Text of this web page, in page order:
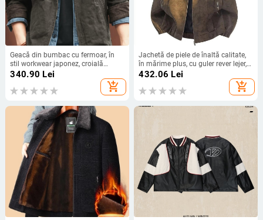
Geacă din bumbac cu fermoar, în
stil workwear japonez, croială
strânsă, pentru primăvară-toamnă
340.90 Lei
add_shopping_cart
Jachetă de piele de înaltă calitate,
în mărime plus, cu guler rever lejer,
stil retro american pentru cupluri
432.06 Lei
add_shopping_cart